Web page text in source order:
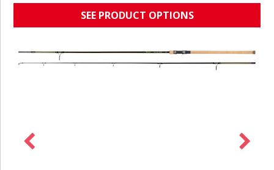
SEE PRODUCT OPTIONS